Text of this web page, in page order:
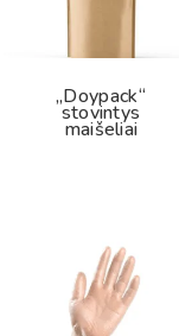
„Doypack“
stovintys
maišeliai